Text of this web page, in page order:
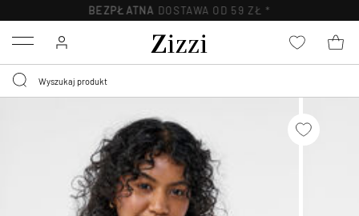
BEZPŁATNA DOSTAWA OD 59 ZŁ *
Menu